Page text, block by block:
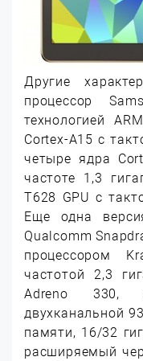
Другие
процессор
технологией
Cortex-A15 с
четыре ядра
частоте 1,3
T628 GPU с
Еще одна
Qualcomm
процессором
частотой 2,3
Adreno 330,
двухканальной
памяти, 16/32
расширяемый